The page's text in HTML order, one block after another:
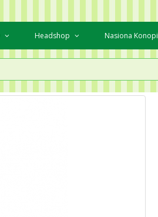
Headshop Nasiona Konopi